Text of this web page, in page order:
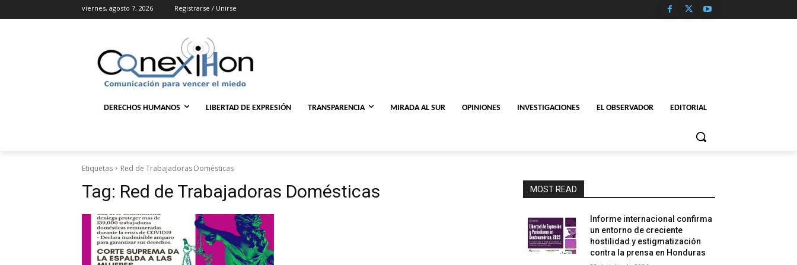
viernes, agosto 7, 2026 Registrarse / Unirse
DERECHOS HUMANOS LIBERTAD DE EXPRESIÓN TRANSPARENCIA MIRADA AL SUR OPINIONES INVESTIGACIONES EL OBSERVADOR EDITORIAL
Etiquetas Red de Trabajadoras Domésticas
Tag: Red de Trabajadoras Domésticas MOST READ
Informe internacional confirma
un entorno de creciente
hostilidad y estigmatización
contra la prensa en Honduras